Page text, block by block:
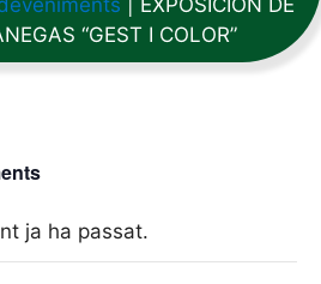
“GEST I COLOR”
ja ha passat.